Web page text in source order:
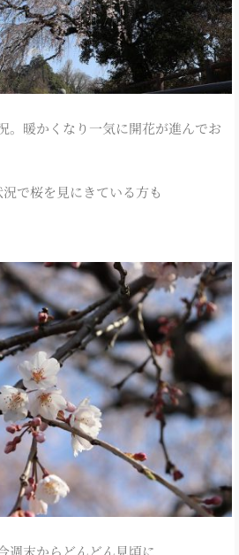
。暖かくなり一気に開花が進んでお
で桜を見にきている方も
週末からどんどん見頃に